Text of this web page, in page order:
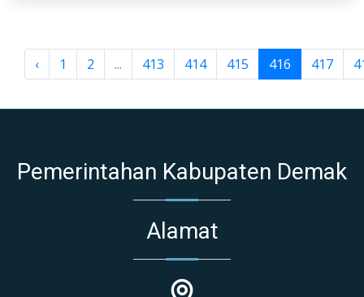
‹ 1 2 ... 413 414 415 416 417
Pemerintahan Kabupaten Demak
Alamat